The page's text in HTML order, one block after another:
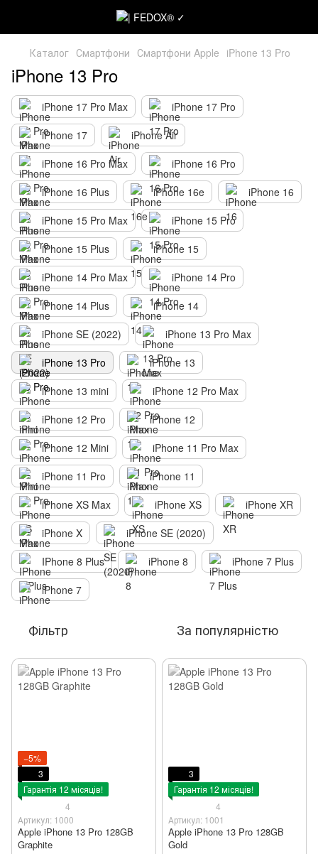
Каталог Смартфони Смартфони Apple iPhone 13 Pro
iPhone 13 Pro
iPhone 17 Pro Max
iPhone 17 Pro
iPhone 17
iPhone Air
iPhone 16 Pro Max
iPhone 16 Pro
iPhone 16 Plus
iPhone 16e
iPhone 16
iPhone 15 Pro Max
iPhone 15 Pro
iPhone 15 Plus
iPhone 15
iPhone 14 Pro Max
iPhone 14 Pro
iPhone 14 Plus
iPhone 14
iPhone SE (2022)
iPhone 13 Pro Max
iPhone 13 Pro
iPhone 13
iPhone 13 mini
iPhone 12 Pro Max
iPhone 12 Pro
iPhone 12
iPhone 12 Mini
iPhone 11 Pro Max
iPhone 11 Pro
iPhone 11
iPhone XS Max
iPhone XS
iPhone XR
iPhone X
iPhone SE (2020)
IPhone 8 Plus
iPhone 8
iPhone 7 Plus
iPhone 7
Фільтр За популярністю
−5%
3
Гарантія 12 місяців!
4
Артикул: 1000
Apple iPhone 13 Pro 128GB
Graphite
3
Гарантія 12 місяців!
4
Артикул: 1001
Apple iPhone 13 Pro 128GB
Gold